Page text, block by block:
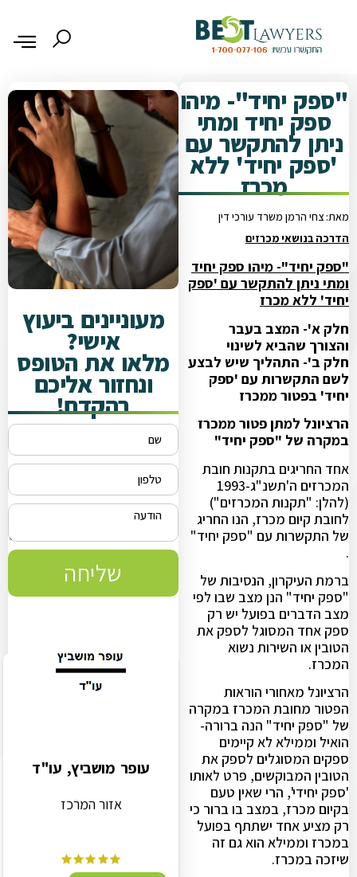
"ספק יחיד"- מיהו
ספק יחיד ומתי
ניתן להתקשר עם
'ספק יחיד' ללא
מכרז
מאת: צחי הרמן משרד עורכי דין
הדרכה בנושאי מכרזים
"ספק יחיד"- מיהו ספק יחיד
ומתי ניתן להתקשר עם 'ספק
יחיד' ללא מכרז
חלק א'- המצב בעבר
והצורך שהביא לשינוי
חלק ב'- התהליך שיש לבצע
לשם התקשרות עם 'ספק
יחיד' בפטור ממכרז
הרציונל למתן פטור ממכרז
במקרה של "ספק יחיד"
אחד החריגים בתקנות חובת
המכרזים ה'תשנ"ג-1993
(להלן: "תקנות המכרזים")
לחובת קיום מכרז, הנו החריג
של התקשרות עם "ספק יחיד"
ברמת העיקרון, הנסיבות של
"ספק יחיד" הנן מצב שבו לפי
מצב הדברים בפועל יש רק
ספק אחד המסוגל לספק את
הטובין או השירות נשוא
המכרז.
הרציונל מאחורי הוראות
הפטור מחובת המכרז במקרה
של "ספק יחיד" הנה ברורה-
הואיל וממילא לא קיימים
ספקים המסוגלים לספק את
הטובין המבוקשים, פרט לאותו
'ספק יחידי', הרי שאין טעם
בקיום מכרז, במצב בו ברור כי
רק מציע אחד ישתתף בפועל
במכרז וממילא הוא גם זה
שיזכה במכרז.
מעוניינים ביעוץ
אישי?
מלאו את הטופס
ונחזור אליכם
בהקדם!
שליחה
עופר מושביץ, עו"ד
אזור המרכז